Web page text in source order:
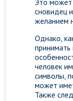
Это может
сновидец
желанием
Однако,
человек
символы,
может
Также